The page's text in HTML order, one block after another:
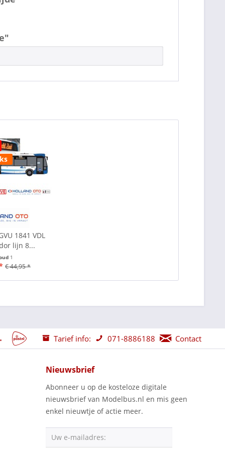
1841 VDL
lijn 8...
1
€ 44,95 *
Tarief info: 071-8886188 Contact
Nieuwsbrief
Abonneer u op de kosteloze digitale
nieuwsbrief van Modelbus.nl en mis geen
enkel nieuwtje of actie meer.
Uw e-mailadres: